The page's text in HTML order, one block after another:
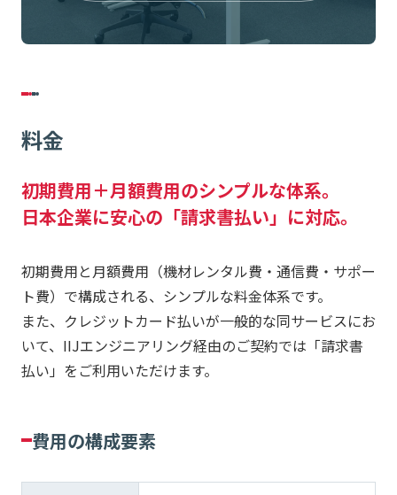
料金
初期費用＋月額費用のシンプルな体系。
日本企業に安心の「請求書払い」に対応。
初期費用と月額費用（機材レンタル費・通信費・サポー
ト費）で構成される、シンプルな料金体系です。
また、クレジットカード払いが一般的な同サービスにお
いて、IIJエンジニアリング経由のご契約では「請求書
払い」をご利用いただけます。
費用の構成要素